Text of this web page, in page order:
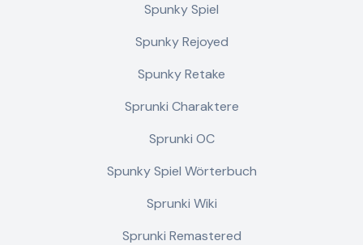
Spunky Spiel
Spunky Rejoyed
Spunky Retake
Sprunki Charaktere
Sprunki OC
Spunky Spiel Wörterbuch
Sprunki Wiki
Sprunki Remastered